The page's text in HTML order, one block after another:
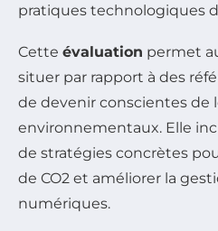
pratiques technologiques
Cette évaluation permet
situer par rapport à des
de devenir conscientes de
environnementaux. Elle
de stratégies concrètes
de CO2 et améliorer la
numériques.